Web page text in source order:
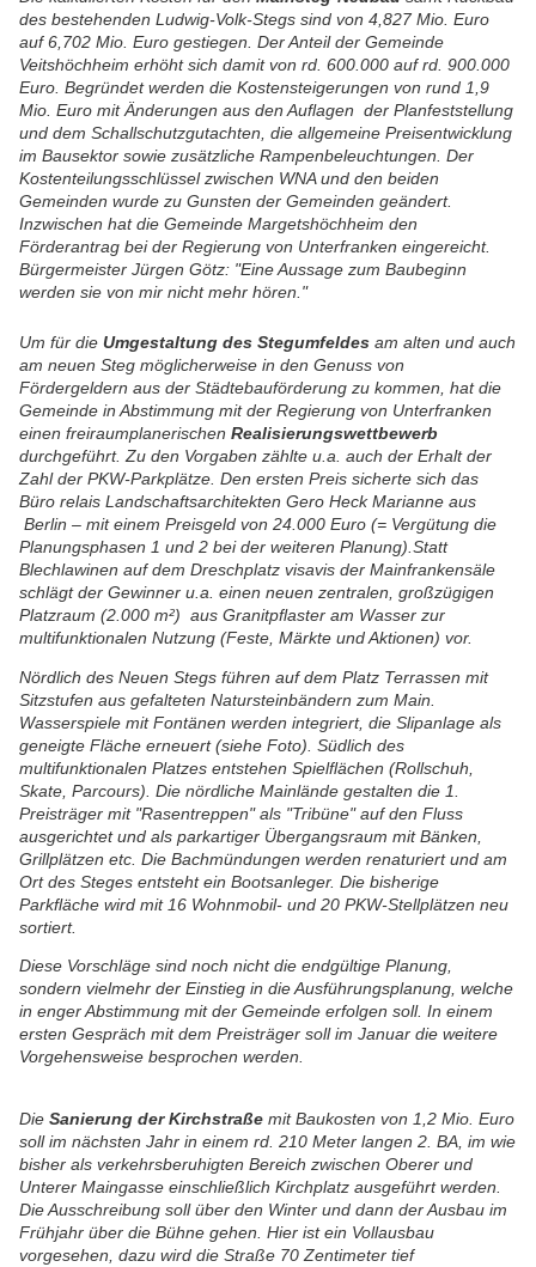
des bestehenden Ludwig-Volk-Stegs sind von 4,827 Mio. Euro
auf 6,702 Mio. Euro gestiegen. Der Anteil der Gemeinde
Veitshöchheim erhöht sich damit von rd. 600.000 auf rd. 900.000
Euro. Begründet werden die Kostensteigerungen von rund 1,9
Mio. Euro mit Änderungen aus den Auflagen der Planfeststellung
und dem Schallschutzgutachten, die allgemeine Preisentwicklung
im Bausektor sowie zusätzliche Rampenbeleuchtungen. Der
Kostenteilungsschlüssel zwischen WNA und den beiden
Gemeinden wurde zu Gunsten der Gemeinden geändert.
Inzwischen hat die Gemeinde Margetshöchheim den
Förderantrag bei der Regierung von Unterfranken eingereicht.
Bürgermeister Jürgen Götz: "Eine Aussage zum Baubeginn
werden sie von mir nicht mehr hören."
Um für die Umgestaltung des Stegumfeldes am alten und auch
am neuen Steg möglicherweise in den Genuss von
Fördergeldern aus der Städtebauförderung zu kommen, hat die
Gemeinde in Abstimmung mit der Regierung von Unterfranken
einen freiraumplanerischen Realisierungswettbewerb
durchgeführt. Zu den Vorgaben zählte u.a. auch der Erhalt der
Zahl der PKW-Parkplätze. Den ersten Preis sicherte sich das
Büro relais Landschaftsarchitekten Gero Heck Marianne aus
Berlin – mit einem Preisgeld von 24.000 Euro (= Vergütung die
Planungsphasen 1 und 2 bei der weiteren Planung).Statt
Blechlawinen auf dem Dreschplatz visavis der Mainfrankensäle
schlägt der Gewinner u.a. einen neuen zentralen, großzügigen
Platzraum (2.000 m²) aus Granitpflaster am Wasser zur
multifunktionalen Nutzung (Feste, Märkte und Aktionen) vor.
Nördlich des Neuen Stegs führen auf dem Platz Terrassen mit
Sitzstufen aus gefalteten Natursteinbändern zum Main.
Wasserspiele mit Fontänen werden integriert, die Slipanlage als
geneigte Fläche erneuert (siehe Foto). Südlich des
multifunktionalen Platzes entstehen Spielflächen (Rollschuh,
Skate, Parcours). Die nördliche Mainlände gestalten die 1.
Preisträger mit "Rasentreppen" als "Tribüne" auf den Fluss
ausgerichtet und als parkartiger Übergangsraum mit Bänken,
Grillplätzen etc. Die Bachmündungen werden renaturiert und am
Ort des Steges entsteht ein Bootsanleger. Die bisherige
Parkfläche wird mit 16 Wohnmobil- und 20 PKW-Stellplätzen neu
sortiert.
Diese Vorschläge sind noch nicht die endgültige Planung,
sondern vielmehr der Einstieg in die Ausführungsplanung, welche
in enger Abstimmung mit der Gemeinde erfolgen soll. In einem
ersten Gespräch mit dem Preisträger soll im Januar die weitere
Vorgehensweise besprochen werden.
Die Sanierung der Kirchstraße mit Baukosten von 1,2 Mio. Euro
soll im nächsten Jahr in einem rd. 210 Meter langen 2. BA, im wie
bisher als verkehrsberuhigten Bereich zwischen Oberer und
Unterer Maingasse einschließlich Kirchplatz ausgeführt werden.
Die Ausschreibung soll über den Winter und dann der Ausbau im
Frühjahr über die Bühne gehen. Hier ist ein Vollausbau
vorgesehen, dazu wird die Straße 70 Zentimeter tief